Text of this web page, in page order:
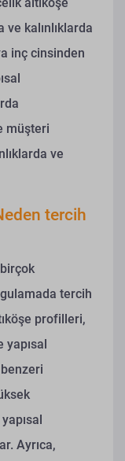
kalınlıklarda
inç cinsinden
müşteri
ve
tercih
tercih
profilleri,
yapısal
Ayrıca,